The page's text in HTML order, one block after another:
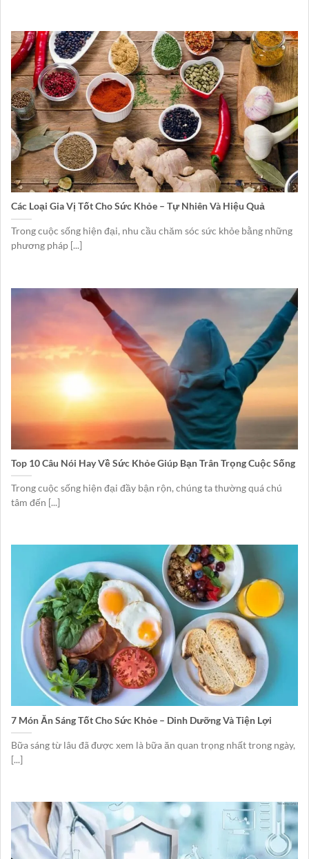
Các Loại Gia Vị Tốt Cho Sức Khỏe – Tự Nhiên Và Hiệu Quả
Trong cuộc sống hiện đại, nhu cầu chăm sóc sức khỏe bằng những
phương pháp [...]
Top 10 Câu Nói Hay Về Sức Khỏe Giúp Bạn Trân Trọng Cuộc Sống
Trong cuộc sống hiện đại đầy bận rộn, chúng ta thường quá chú
tâm đến [...]
7 Món Ăn Sáng Tốt Cho Sức Khỏe – Dinh Dưỡng Và Tiện Lợi
Bữa sáng từ lâu đã được xem là bữa ăn quan trọng nhất trong ngày,
[...]